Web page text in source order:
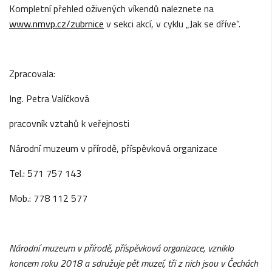
Kompletní přehled oživených víkendů naleznete na
www.nmvp.cz/zubrnice v sekci akcí, v cyklu „Jak se dříve“.
Zpracovala:
Ing. Petra Valíčková
pracovník vztahů k veřejnosti
Národní muzeum v přírodě, příspěvková organizace
Tel.: 571 757 143
Mob.: 778 112 577
Národní muzeum vpřírodě, příspěvkováorganizace, vzniklo
koncem roku2018 a sdružuje pět muzeí, tři z nich jsou v Čechách